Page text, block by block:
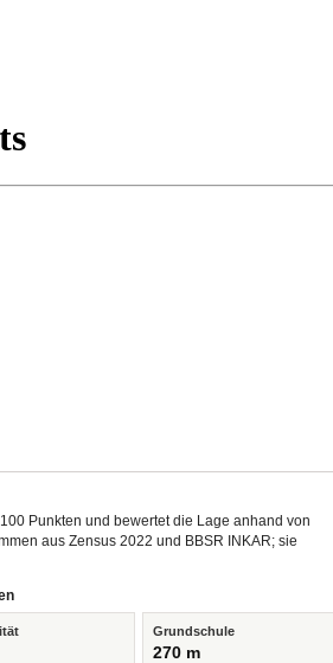
Punkten und bewertet die Lage anhand von
aus Zensus 2022 und BBSR INKAR; sie
Grundschule
270 m